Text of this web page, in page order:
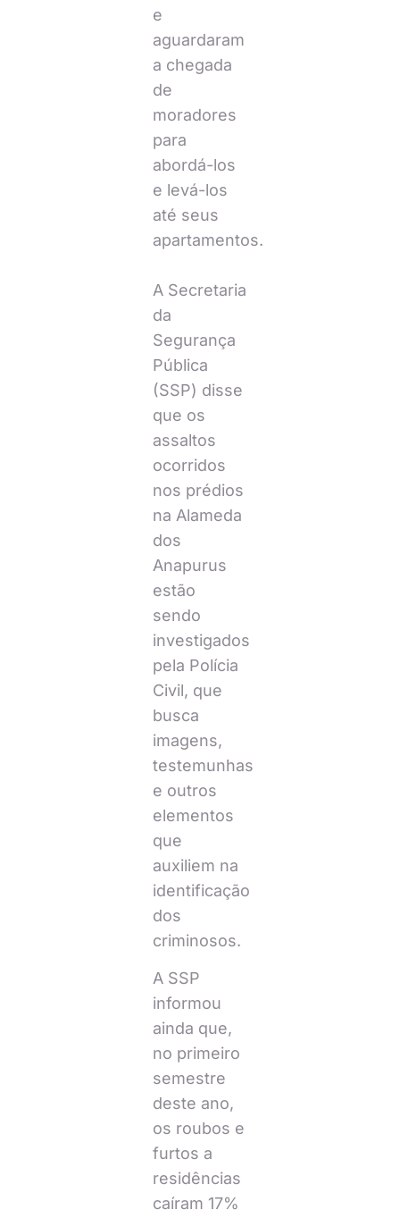
e
aguardaram
a chegada
de
moradores
para
abordá-los
e levá-los
até seus
apartamentos.
A Secretaria
da
Segurança
Pública
(SSP) disse
que os
assaltos
ocorridos
nos prédios
na Alameda
dos
Anapurus
estão
sendo
investigados
pela Polícia
Civil, que
busca
imagens,
testemunhas
e outros
elementos
que
auxiliem na
identificação
dos
criminosos.
A SSP
informou
ainda que,
no primeiro
semestre
deste ano,
os roubos e
furtos a
residências
caíram 17%